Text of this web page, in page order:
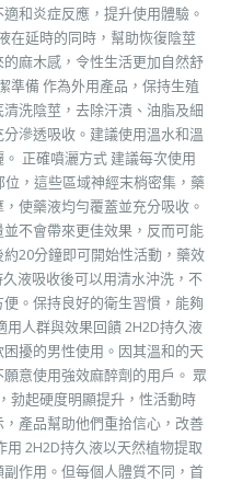
和炎症反應，提升使用體驗。
在延時的同時，幫助恢復陰莖
麻木感，令性生活更加自然舒
準備 作為外用產品，保持生殖
洗陰莖，去除汗漬、油脂及細
滲透吸收。建議使用溫水和溫
正確噴灑方式 建議每次使用
，這些區域神經末梢密集，藥
使藥液均勻覆蓋並充分吸收。
不會帶來更佳效果，反而可能
20分鐘即可開始性活動，藥效
液吸收後可以用清水沖洗，不
。保持良好的衛生習慣，能夠
人群與效果回饋 2H2D持久液
擾的男性使用。因其溫和的天
意使用強效麻醉劑的用戶。 眾
勃起硬度明顯提升，性活動時
產品幫助他們重拾信心，改善
2H2D持久液以天然植物提取
作用。但每個人體質不同，首